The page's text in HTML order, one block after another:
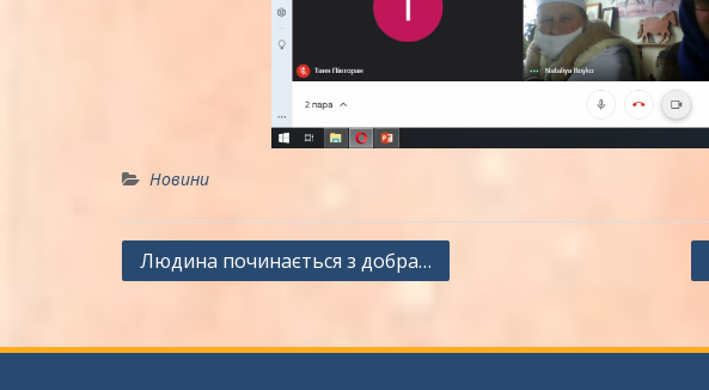
Новини
Навігація
Людина починається з добра…